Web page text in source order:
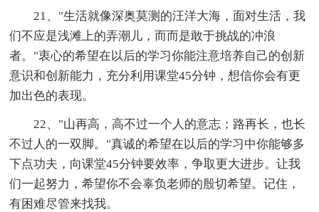
21、"生活就像深奥莫测的汪洋大海，面对生活，我
们不应是浅滩上的弄潮儿，而而是敢于挑战的冲浪
者。"衷心的希望在以后的学习你能注意培养自己的创新
意识和创新能力，充分利用课堂45分钟，想信你会有更
加出色的表现。
22、"山再高，高不过一个人的意志；路再长，也长
不过人的一双脚。"真诚的希望在以后的学习中你能够多
下点功夫，向课堂45分钟要效率，争取更大进步。让我
们一起努力，希望你不会辜负老师的殷切希望。记住，
有困难尽管来找我。